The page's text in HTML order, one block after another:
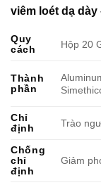
viêm loét dạ dày
Quy
cách
Hộp 20
Thành
phần
Chỉ
định
Trào
Chống
chỉ
định
Giảm